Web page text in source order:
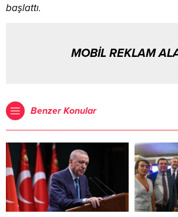
başlattı.
MOBİL REKLAM
Benzer Konular